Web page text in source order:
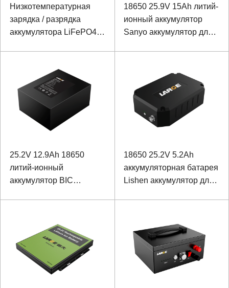
Низкотемпературная
зарядка / разрядка
аккумулятора LiFePO4
связи с интерфейсом
RS485
18650 25.9V 15Ah литий-
ионный аккумулятор
Sanyo аккумулятор для
25.2V 12.9Ah 18650
литий-ионный
аккумулятор BIC
18650 25.2V 5.2Ah
аккумуляторная батарея
Lishen аккумулятор для